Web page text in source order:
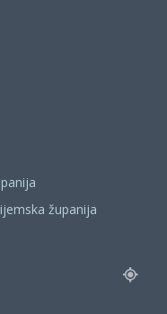
županija